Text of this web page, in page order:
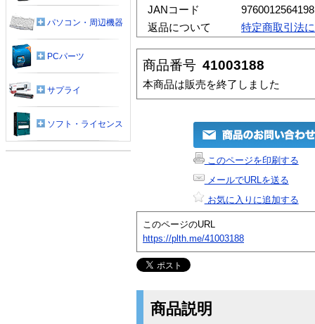
JANコード
9760012564198
返品について
特定商取引法
商品番号 41003188
本商品は販売を終了しました
このページを印刷する
メールでURLを送る
お気に入りに追加する
このページのURL
https://plth.me/41003188
商品説明
パソコン・周辺機器
PCパーツ
サプライ
ソフト・ライセンス